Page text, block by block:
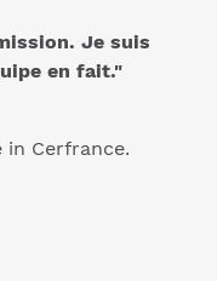
Je suis
en fait."
in Cerfrance.